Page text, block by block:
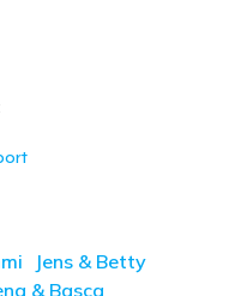
Jens & Betty
& Basca